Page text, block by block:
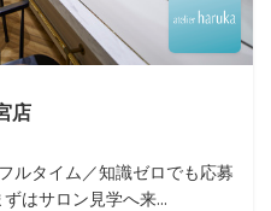
店
ルタイム／知識ゼロでも応募
はサロン見学へ来...